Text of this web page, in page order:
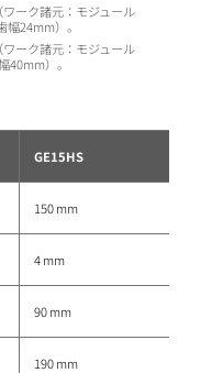
ーク諸元：モジュール
24mm）。
ーク諸元：モジュール
40mm）。
GE15HS
150 mm
4 mm
90 mm
190 mm